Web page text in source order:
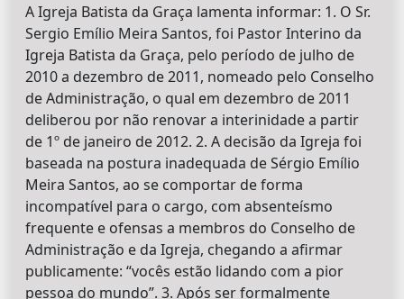
A Igreja Batista da Graça lamenta informar: 1. O Sr.
Sergio Emílio Meira Santos, foi Pastor Interino da
Igreja Batista da Graça, pelo período de julho de
2010 a dezembro de 2011, nomeado pelo Conselho
de Administração, o qual em dezembro de 2011
deliberou por não renovar a interinidade a partir
de 1º de janeiro de 2012. 2. A decisão da Igreja foi
baseada na postura inadequada de Sérgio Emílio
Meira Santos, ao se comportar de forma
incompatível para o cargo, com absenteísmo
frequente e ofensas a membros do Conselho de
Administração e da Igreja, chegando a afirmar
publicamente: “vocês estão lidando com a pior
pessoa do mundo”. 3. Após ser formalmente